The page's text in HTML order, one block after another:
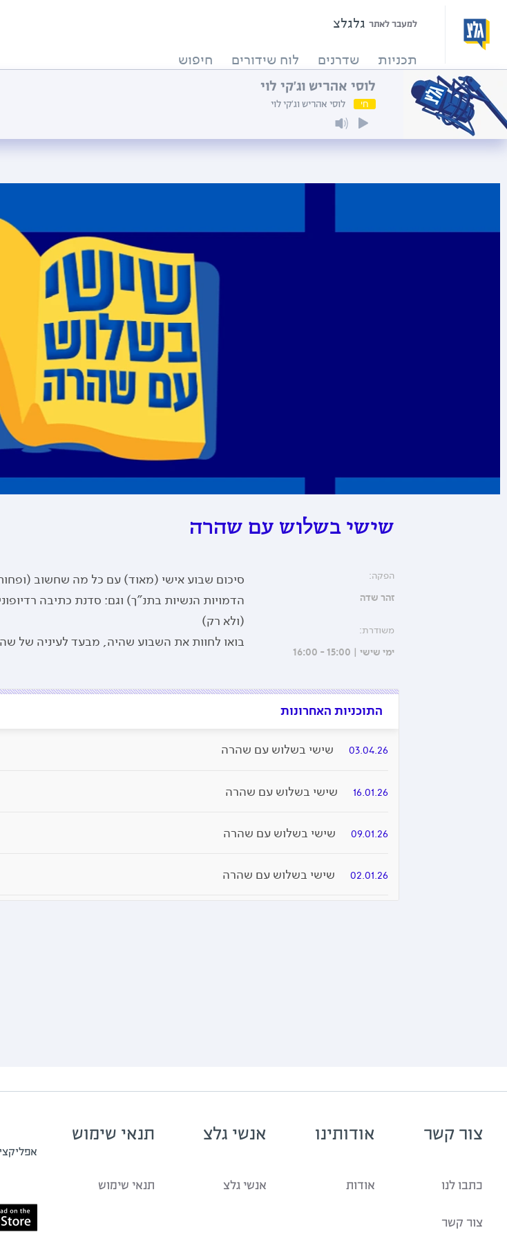
למעבר לאתר גלגלצ
תכניות
שדרנים לוח שידורים חיפוש
לוסי אהריש וג'קי לוי
חי לוסי אהריש וג'קי לוי
שישי בשלוש עם שהרה
הפקה:
זהר שדה
משודרת:
ימי שישי | 15:00 - 16:00
סיכום שבוע אישי (מאוד) עם כל מה שחשוב
הדמויות הנשיות בתנ"ך) וגם: סדנת כתיבה
(ולא רק)
בואו לחוות את השבוע שהיה, מבעד לעיניה של
התוכניות האחרונות
03.04.26 שישי בשלוש עם שהרה
16.01.26 שישי בשלוש עם שהרה
09.01.26 שישי בשלוש עם שהרה
02.01.26 שישי בשלוש עם שהרה
צור קשר
כתבו לנו
צור קשר
אודותינו
אודות
אנשי גלצ
אנשי גלצ
תנאי שימוש
תנאי שימוש